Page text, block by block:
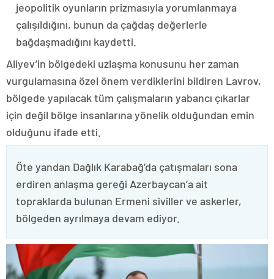
jeopolitik oyunların prizmasıyla yorumlanmaya
çalışıldığını, bunun da çağdaş değerlerle
bağdaşmadığını kaydetti.
Aliyev’in bölgedeki uzlaşma konusunu her zaman
vurgulamasına özel önem verdiklerini bildiren Lavrov,
bölgede yapılacak tüm çalışmaların yabancı çıkarlar
için değil bölge insanlarına yönelik olduğundan emin
olduğunu ifade etti.
Öte yandan Dağlık Karabağ’da çatışmaları sona
erdiren anlaşma gereği Azerbaycan’a ait
topraklarda bulunan Ermeni siviller ve askerler,
bölgeden ayrılmaya devam ediyor.